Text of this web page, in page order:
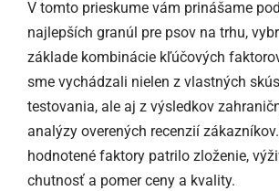
V tomto prieskume vám prinášame
najlepších granúl pre psov na trhu,
základe kombinácie kľúčových
sme vychádzali nielen z vlastných
testovania, ale aj z výsledkov
analýzy overených recenzií
hodnotené faktory patrilo zloženie,
chutnosť a pomer ceny a kvality.